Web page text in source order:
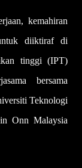
kemahiran
diiktiraf di
tinggi (IPT)
bersama
Teknologi
Onn Malaysia